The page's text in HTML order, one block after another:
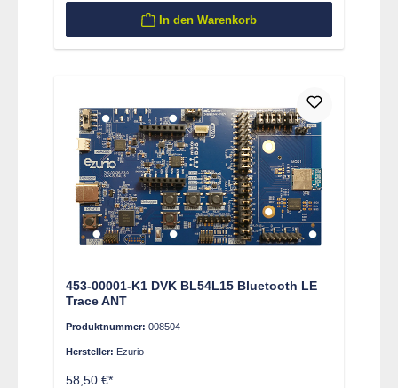
In den Warenkorb
453-00001-K1 DVK BL54L15 Bluetooth LE
Trace ANT
Produktnummer: 008504
Hersteller: Ezurio
58,50 €*